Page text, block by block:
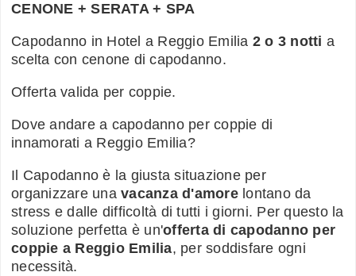
CENONE + SERATA + SPA
Capodanno in Hotel a Reggio Emilia 2 o 3 notti a
scelta con cenone di capodanno.
Offerta valida per coppie.
Dove andare a capodanno per coppie di
innamorati a Reggio Emilia?
Il Capodanno è la giusta situazione per
organizzare una vacanza d'amorelontano da
stress e dalle difficoltà di tutti i giorni. Per questo la
soluzione perfetta è un'offerta di capodanno per
coppie a Reggio Emilia, per soddisfare ogni
necessità.